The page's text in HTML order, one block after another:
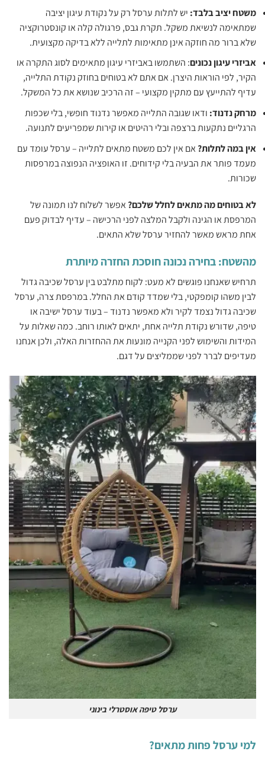
‏משטח יציב בלבד: יש לתלות ערסל רק על נקודת עיגון יציבה
שמתאימה לנשיאת משקל. תקרת גבס, פרגולה קלה או קונסטרוקציה
שלא ברור מה חוזקה אינן מתאימות לתלייה ללא בדיקה מקצועית.
‏אביזרי עיגון נכונים: ‏‏השתמשו באביזרי עיגון מתאימים לסוג התקרה או
הקיר, לפי הוראות היצרן. אם אתם לא בטוחים בחוזק נקודת התלייה,
עדיף להתייעץ עם מתקין מקצועי – זה הרכיב שנושא את כל המשקל.‏
‏מרחק נדנוד: ‏‏ודאו שגובה התלייה מאפשר נדנוד חופשי, בלי שכפות
הרגליים נתקעות ברצפה ובלי רהיטים או קירות שמפריעים לתנועה.‏
‏אין במה לתלות? ‏ ‏אם אין לכם משטח מתאים לתלייה – ערסל עומד עם
מעמד פותר את הבעיה בלי קידוחים. זו האופציה הנפוצה במרפסות
שכורות.‏
‏לא בטוחים מה מתאים לחלל שלכם? ‏ ‏אפשר לשלוח לנו תמונה של
המרפסת או הגינה ולקבל המלצה לפני הרכישה – עדיף לבדוק פעם
אחת מראש מאשר להחזיר ערסל שלא התאים.‏
מהשטח: בחירה נכונה חוסכת החזרה מיותרת
‏תרחיש שאנחנו פוגשים לא מעט: לקוח מתלבט בין ערסל שכיבה גדול
לבין משהו קומפקטי, בלי שמדד קודם את החלל. ‏‏במרפסת צרה, ערסל
שכיבה גדול נצמד לקיר ולא מאפשר נדנוד – בעוד ערסל ישיבה או
טיפה, שדורש נקודת תלייה אחת, יתאים לאותו רוחב. כמה שאלות על
המידות והשימוש לפני הקנייה מונעות את ההחזרות האלה, ולכן אנחנו
מעדיפים לברר לפני שממליצים על דגם.‏
ערסל טיפה אוסטרלי בינוני
למי ערסל פחות מתאים?